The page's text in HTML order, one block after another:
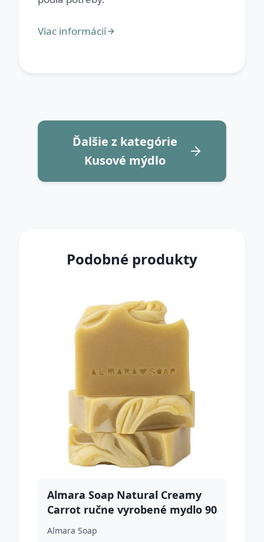
Ďalšie z kategórie
Kusové mýdlo
Podobné produkty
Almara Soap Natural Creamy
Carrot ručne vyrobené mydlo 90
g
Almara Soap